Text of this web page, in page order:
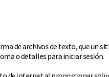
de archivos de texto, que un
o detalles para iniciar sesión.